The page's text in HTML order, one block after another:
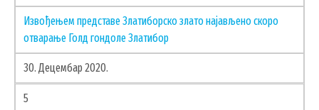
ПОРТАЛ Е-УПРАВА
ВОДИЧ КРОЗ ЛОКАЛНУ УПРАВУ
ПИСАРНИЦА
ВИРТУЕЛНИ МАТИЧАР
Извођењем представе Златиборско злато најављено скоро
отварање Голд гондоле Златибор
30. Децембар 2020.
5